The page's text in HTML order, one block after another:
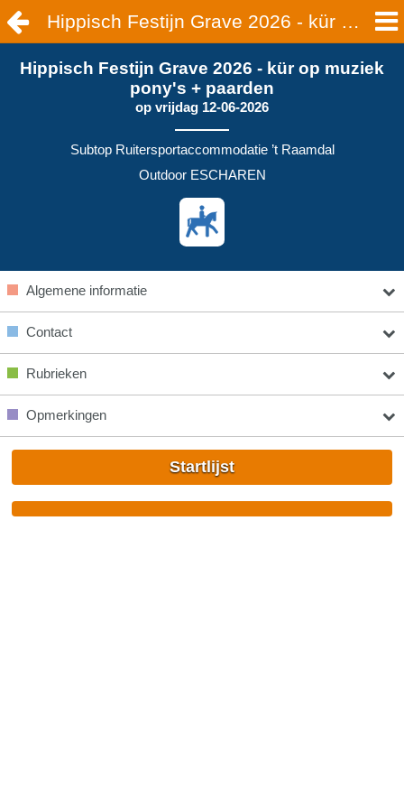
Hippisch Festijn Grave 2026 - kür op muziek pony's + paarden | ESCHAREN
Hippisch Festijn Grave 2026 - kür op muziek
pony's + paarden
op vrijdag 12-06-2026
Subtop Ruitersportaccommodatie ’t Raamdal
Outdoor ESCHAREN
Algemene informatie
Contact
Rubrieken
Opmerkingen
Startlijst